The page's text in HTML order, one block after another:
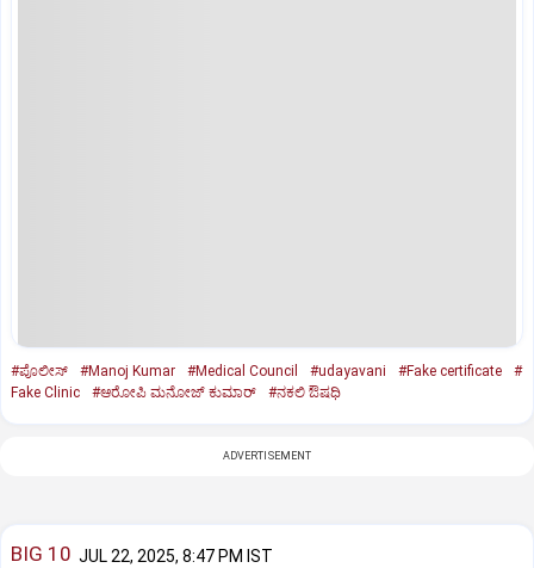
#ಪೊಲೀಸ್‌ #Manoj Kumar #Medical Council #udayavani #Fake certificate
#
Fake Clinic
#ಆರೋಪಿ ಮನೋಜ್‌ ಕುಮಾರ್‌ #ನಕಲಿ ಔಷಧಿ
ADVERTISEMENT
BIG 10 JUL 22, 2025, 8:47 PM IST